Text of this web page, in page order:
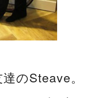
のSteave。